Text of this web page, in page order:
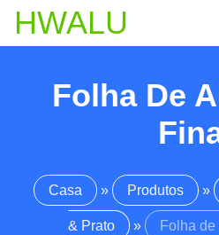
HWALU
Folha De
Casa » Produtos »
& Prato » Folha